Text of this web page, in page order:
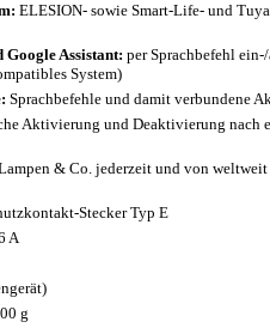
ELESION- sowie Smart-Life- und
Assistant: per Sprachbefehl
System)
Sprachbefehle und damit verbundene
Aktivierung und Deaktivierung nach
& Co. jederzeit und von
Stecker Typ E
A
g